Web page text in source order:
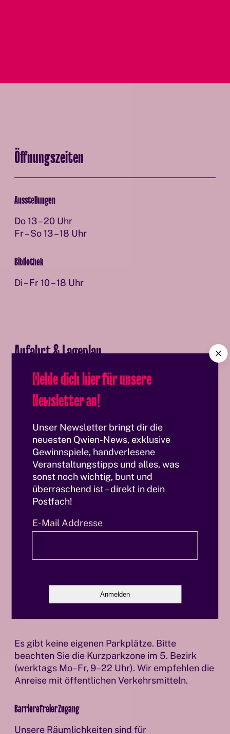
Öffnungszeiten
Ausstellungen
Do 13 – 20 Uhr
Fr – So 13 – 18 Uhr
Bibliothek
Di – Fr 10 – 18 Uhr
Anfahrt & Lageplan
Qwien – Zentrum für queere Kultur und
Geschichte
1050 Wien, Österreich
Öffentliche Verkehrsmittel
U-Bahn:U4 bis Pilgramgasse, ca. 7 Gehminuten
Linie 14A bis Ramperstorffergasse (direkt
ums Eck)
Straßenbahn: Linie 6 oder 18 bis
Matzleinsdorfer Platz, anschließend ca. 10
Fahrradständer befinden sich direkt vor dem
Haus. Die nächste Citybike-Station ist bei
Es gibt keine eigenen Parkplätze. Bitte
beachten Sie die Kurzparkzone im 5. Bezirk
(werktags Mo–Fr, 9–22 Uhr). Wir empfehlen die
Anreise mit öffentlichen Verkehrsmitteln.
Barrierefreier Zugang
Unsere Räumlichkeiten sind für
C
l
Melde dich hier für unsere
Newsletter an!
Unser Newsletter bringt dir die
neuesten Qwien-News, exklusive
Gewinnspiele, handverlesene
Veranstaltungstipps und alles, was
sonst noch wichtig, bunt und
überraschend ist – direkt in dein
Postfach!
E-Mail Addresse